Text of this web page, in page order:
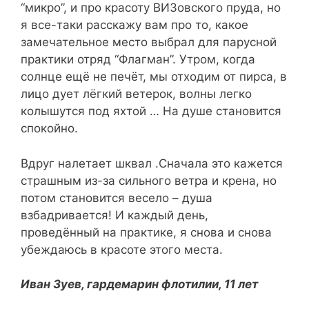
“микро”, и про красоту ВИЗовского пруда, но
я все-таки расскажу вам про то, какое
замечательное место выбрал для парусной
практики отряд “Флагман”. Утром, когда
солнце ещё не печёт, мы отходим от пирса, в
лицо дует лёгкий ветерок, волны легко
колышутся под яхтой … На душе становится
спокойно.
Вдруг налетает шквал .Сначала это кажется
страшным из-за сильного ветра и крена, но
потом становится весело – душа
взбадривается! И каждый день,
проведённый на практике, я снова и снова
убеждаюсь в красоте этого места.
Иван Зуев, гардемарин флотилии, 11 лет